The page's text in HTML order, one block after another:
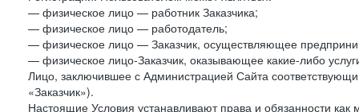
— физическое лицо — работник Заказчика;
— физическое лицо — работодатель;
— физическое лицо — Заказчик, осуществляющее
— физическое лицо-Заказчик, оказывающее какие-либо
Лицо, заключившее с Администрацией Сайта
«Заказчик»).
Настоящие Условия устанавливают права и обязанности